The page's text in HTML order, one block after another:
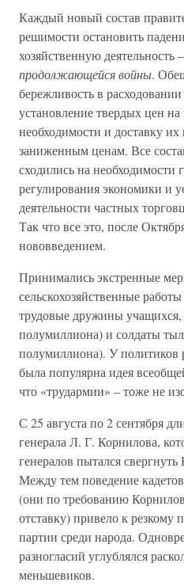
Каждый новый состав
решимости остановить
хозяйственную деятельность
продолжающейся войны.
бережливость в
установление твердых цен
необходимости и доставку
заниженным ценам. Все
сходились на необходимости
регулирования экономики и
деятельности частных
Так что все это, после
нововведением.
Принимались экстренные
сельскохозяйственные
трудовые дружины
полумиллиона) и солдаты
полумиллиона). У политиков
была популярна идея
что «трудармии» – тоже не
С 25 августа по 2 сентября
генерала Л. Г. Корнилова,
генералов пытался
Между тем поведение
(они по требованию
отставку) привело к резкому
партии среди народа.
разногласий углублялся
меньшевиков.